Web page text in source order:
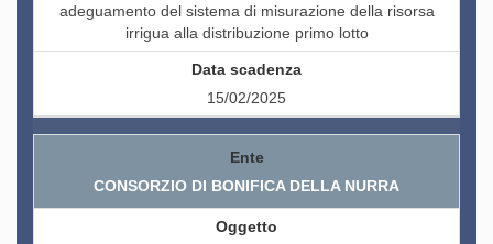
adeguamento del sistema di misurazione della risorsa
irrigua alla distribuzione primo lotto
15/02/2025
CONSORZIO DI BONIFICA DELLA NURRA